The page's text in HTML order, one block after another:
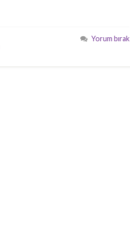
Yorum bırak